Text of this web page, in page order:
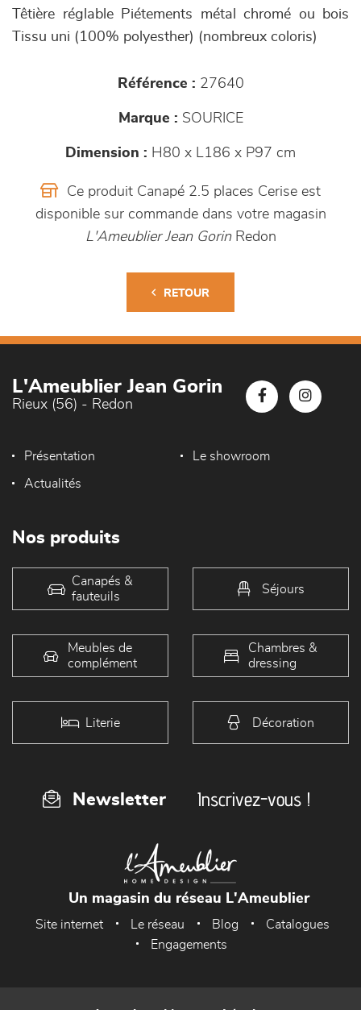
Têtière réglable Piétements métal chromé ou bois
Tissu uni (100% polyesther) (nombreux coloris)
Référence : 27640
Marque : SOURICE
Dimension : H80 x L186 x P97 cm
Ce produit Canapé 2.5 places Cerise est
disponible sur commande dans votre magasin
L'Ameublier Jean GorinRedon
RETOUR
L'Ameublier Jean Gorin
Rieux (56) - Redon
Présentation Le showroom
Actualités
Nos produits
Canapés &
fauteuils
Séjours
Meubles de
complément
Chambres &
dressing
Literie Décoration
Newsletter Inscrivez-vous !
Un magasin du réseau L'Ameublier
Site internet Le réseau Blog
Catalogues
Engagements